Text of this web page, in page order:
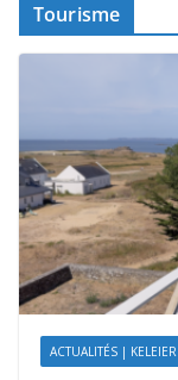
Tourisme
ACTUALITÉS | KELEIER